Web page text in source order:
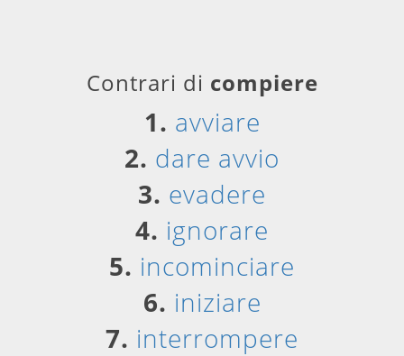
Contrari di compiere
1. avviare
2. dare avvio
3. evadere
4. ignorare
5. incominciare
6. iniziare
7. interrompere